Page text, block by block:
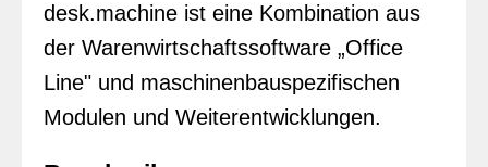
desk.machine ist eine Kombination aus
der Warenwirtschaftssoftware „Office
Line" und maschinenbauspezifischen
Modulen und Weiterentwicklungen.